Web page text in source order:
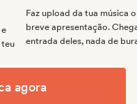
teu
Faz upload da tua música
breve apresentação.
entrada deles, nada de
agora